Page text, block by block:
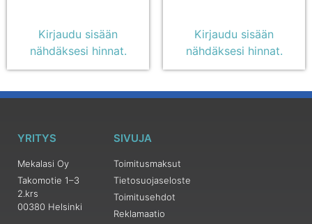
Kirjaudu sisään
nähdäksesi hinnat.
Kirjaudu sisään
nähdäksesi hinnat.
YRITYS
Mekalasi Oy
Takomotie 1–3
2.krs
00380 Helsinki
SIVUJA
Toimitusmaksut
Tietosuojaseloste
Toimitusehdot
Reklamaatio